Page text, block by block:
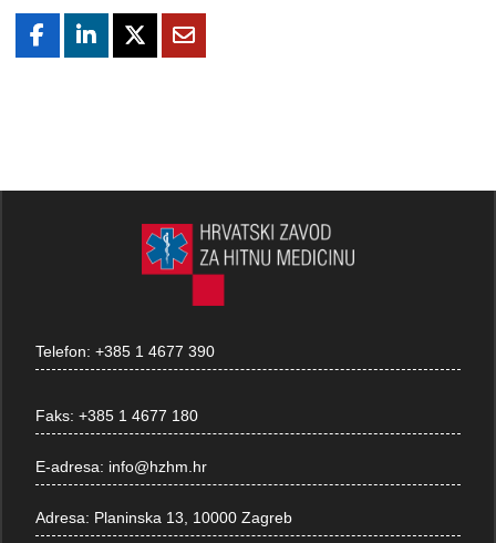
Telefon:+385 1 4677 390
Faks:+385 1 4677 180
E-adresa: info@hzhm.hr
Adresa: Planinska 13, 10000 Zagreb